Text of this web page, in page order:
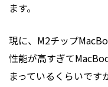
ます。
現に、M2チップ
性能が高すぎて
まっているくらいです